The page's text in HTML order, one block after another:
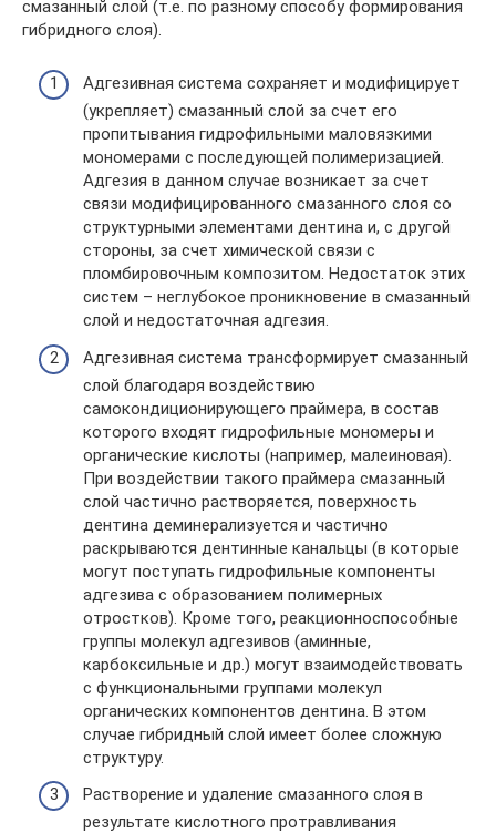
смазанный слой (т.е. по разному способу формирования
гибридного слоя).
Адгезивная система сохраняет и модифицирует
(укрепляет) смазанный слой за счет его
пропитывания гидрофильными маловязкими
мономерами с последующей полимеризацией.
Адгезия в данном случае возникает за счет
связи модифицированного смазанного слоя со
структурными элементами дентина и, с другой
стороны, за счет химической связи с
пломбировочным композитом. Недостаток этих
систем – неглубокое проникновение в смазанный
слой и недостаточная адгезия.
Адгезивная система трансформирует смазанный
слой благодаря воздействию
самокондиционирующего праймера, в состав
которого входят гидрофильные мономеры и
органические кислоты (например, малеиновая).
При воздействии такого праймера смазанный
слой частично растворяется, поверхность
дентина деминерализуется и частично
раскрываются дентинные канальцы (в которые
могут поступать гидрофильные компоненты
адгезива с образованием полимерных
отростков). Кроме того, реакционноспособные
группы молекул адгезивов (аминные,
карбоксильные и др.) могут взаимодействовать
с функциональными группами молекул
органических компонентов дентина. В этом
случае гибридный слой имеет более сложную
структуру.
Растворение и удаление смазанного слоя в
результате кислотного протравливания